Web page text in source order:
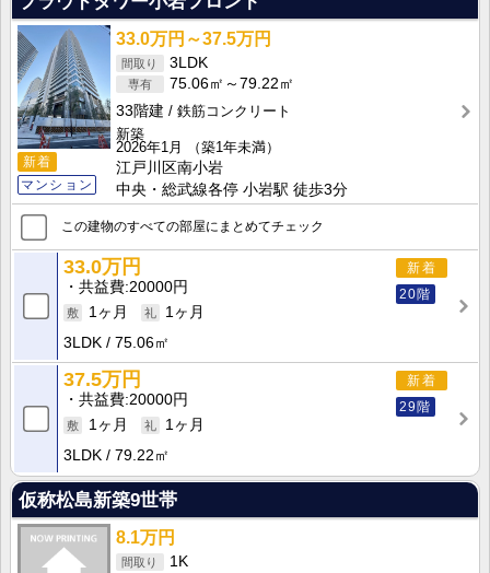
新着
マンション
33.0万円～37.5万円
3LDK
75.06㎡～79.22㎡
33階建
鉄筋コンクリート
新築
2026年1月
（築1年未満）
江戸川区南小岩
中央・総武線各停 小岩駅 徒歩3分
この建物のすべての部屋にまとめてチェック
新着
20階
33.0万円
共益費 20000円
1ヶ月
1ヶ月
3LDK
75.06㎡
新着
29階
37.5万円
共益費 20000円
1ヶ月
1ヶ月
3LDK
79.22㎡
仮称松島新築9世帯
8.1万円
1K